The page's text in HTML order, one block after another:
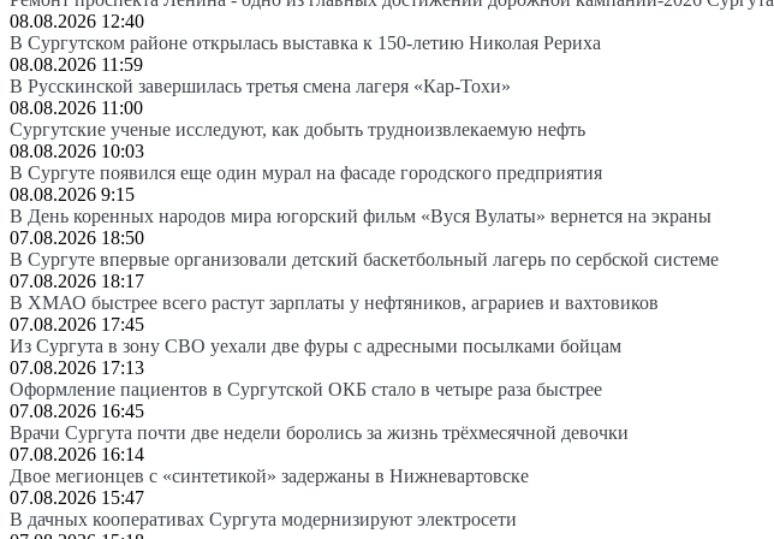
08.08.2026 12:40
В Сургутском районе открылась выставка к 150-летию Николая Рериха
08.08.2026 11:59
В Русскинской завершилась третья смена лагеря «Кар-Тохи»
08.08.2026 11:00
Сургутские ученые исследуют, как добыть трудноизвлекаемую нефть
08.08.2026 10:03
В Сургуте появился еще один мурал на фасаде городского предприятия
08.08.2026 9:15
В День коренных народов мира югорский фильм «Вуся Вулаты» вернется на экраны
07.08.2026 18:50
В Сургуте впервые организовали детский баскетбольный лагерь по сербской системе
07.08.2026 18:17
В ХМАО быстрее всего растут зарплаты у нефтяников, аграриев и вахтовиков
07.08.2026 17:45
Из Сургута в зону СВО уехали две фуры с адресными посылками бойцам
07.08.2026 17:13
Оформление пациентов в Сургутской ОКБ стало в четыре раза быстрее
07.08.2026 16:45
Врачи Сургута почти две недели боролись за жизнь трёхмесячной девочки
07.08.2026 16:14
Двое мегионцев с «синтетикой» задержаны в Нижневартовске
07.08.2026 15:47
В дачных кооперативах Сургута модернизируют электросети